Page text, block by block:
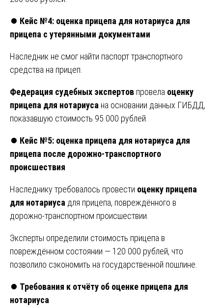
⏺️ Кейс №4: оценка прицепа для нотариуса для
прицепа с утерянными документами
Наследник не смог найти паспорт транспортного
средства на прицеп.
Федерация судебных экспертов провела оценку
прицепа для нотариуса на основании данных ГИБДД,
показавшую стоимость 95 000 рублей.
⏺️ Кейс №5: оценка прицепа для нотариуса для
прицепа после дорожно-транспортного
происшествия
Наследнику требовалось провести оценку прицепа
для нотариуса для прицепа, повреждённого в
дорожно-транспортном происшествии.
Эксперты определили стоимость прицепа в
повреждённом состоянии — 120 000 рублей, что
позволило сэкономить на государственной пошлине.
⏺️ Требования к отчёту об оценке прицепа для
нотариуса